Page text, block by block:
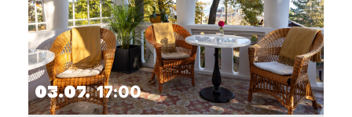
03.07. 17:00